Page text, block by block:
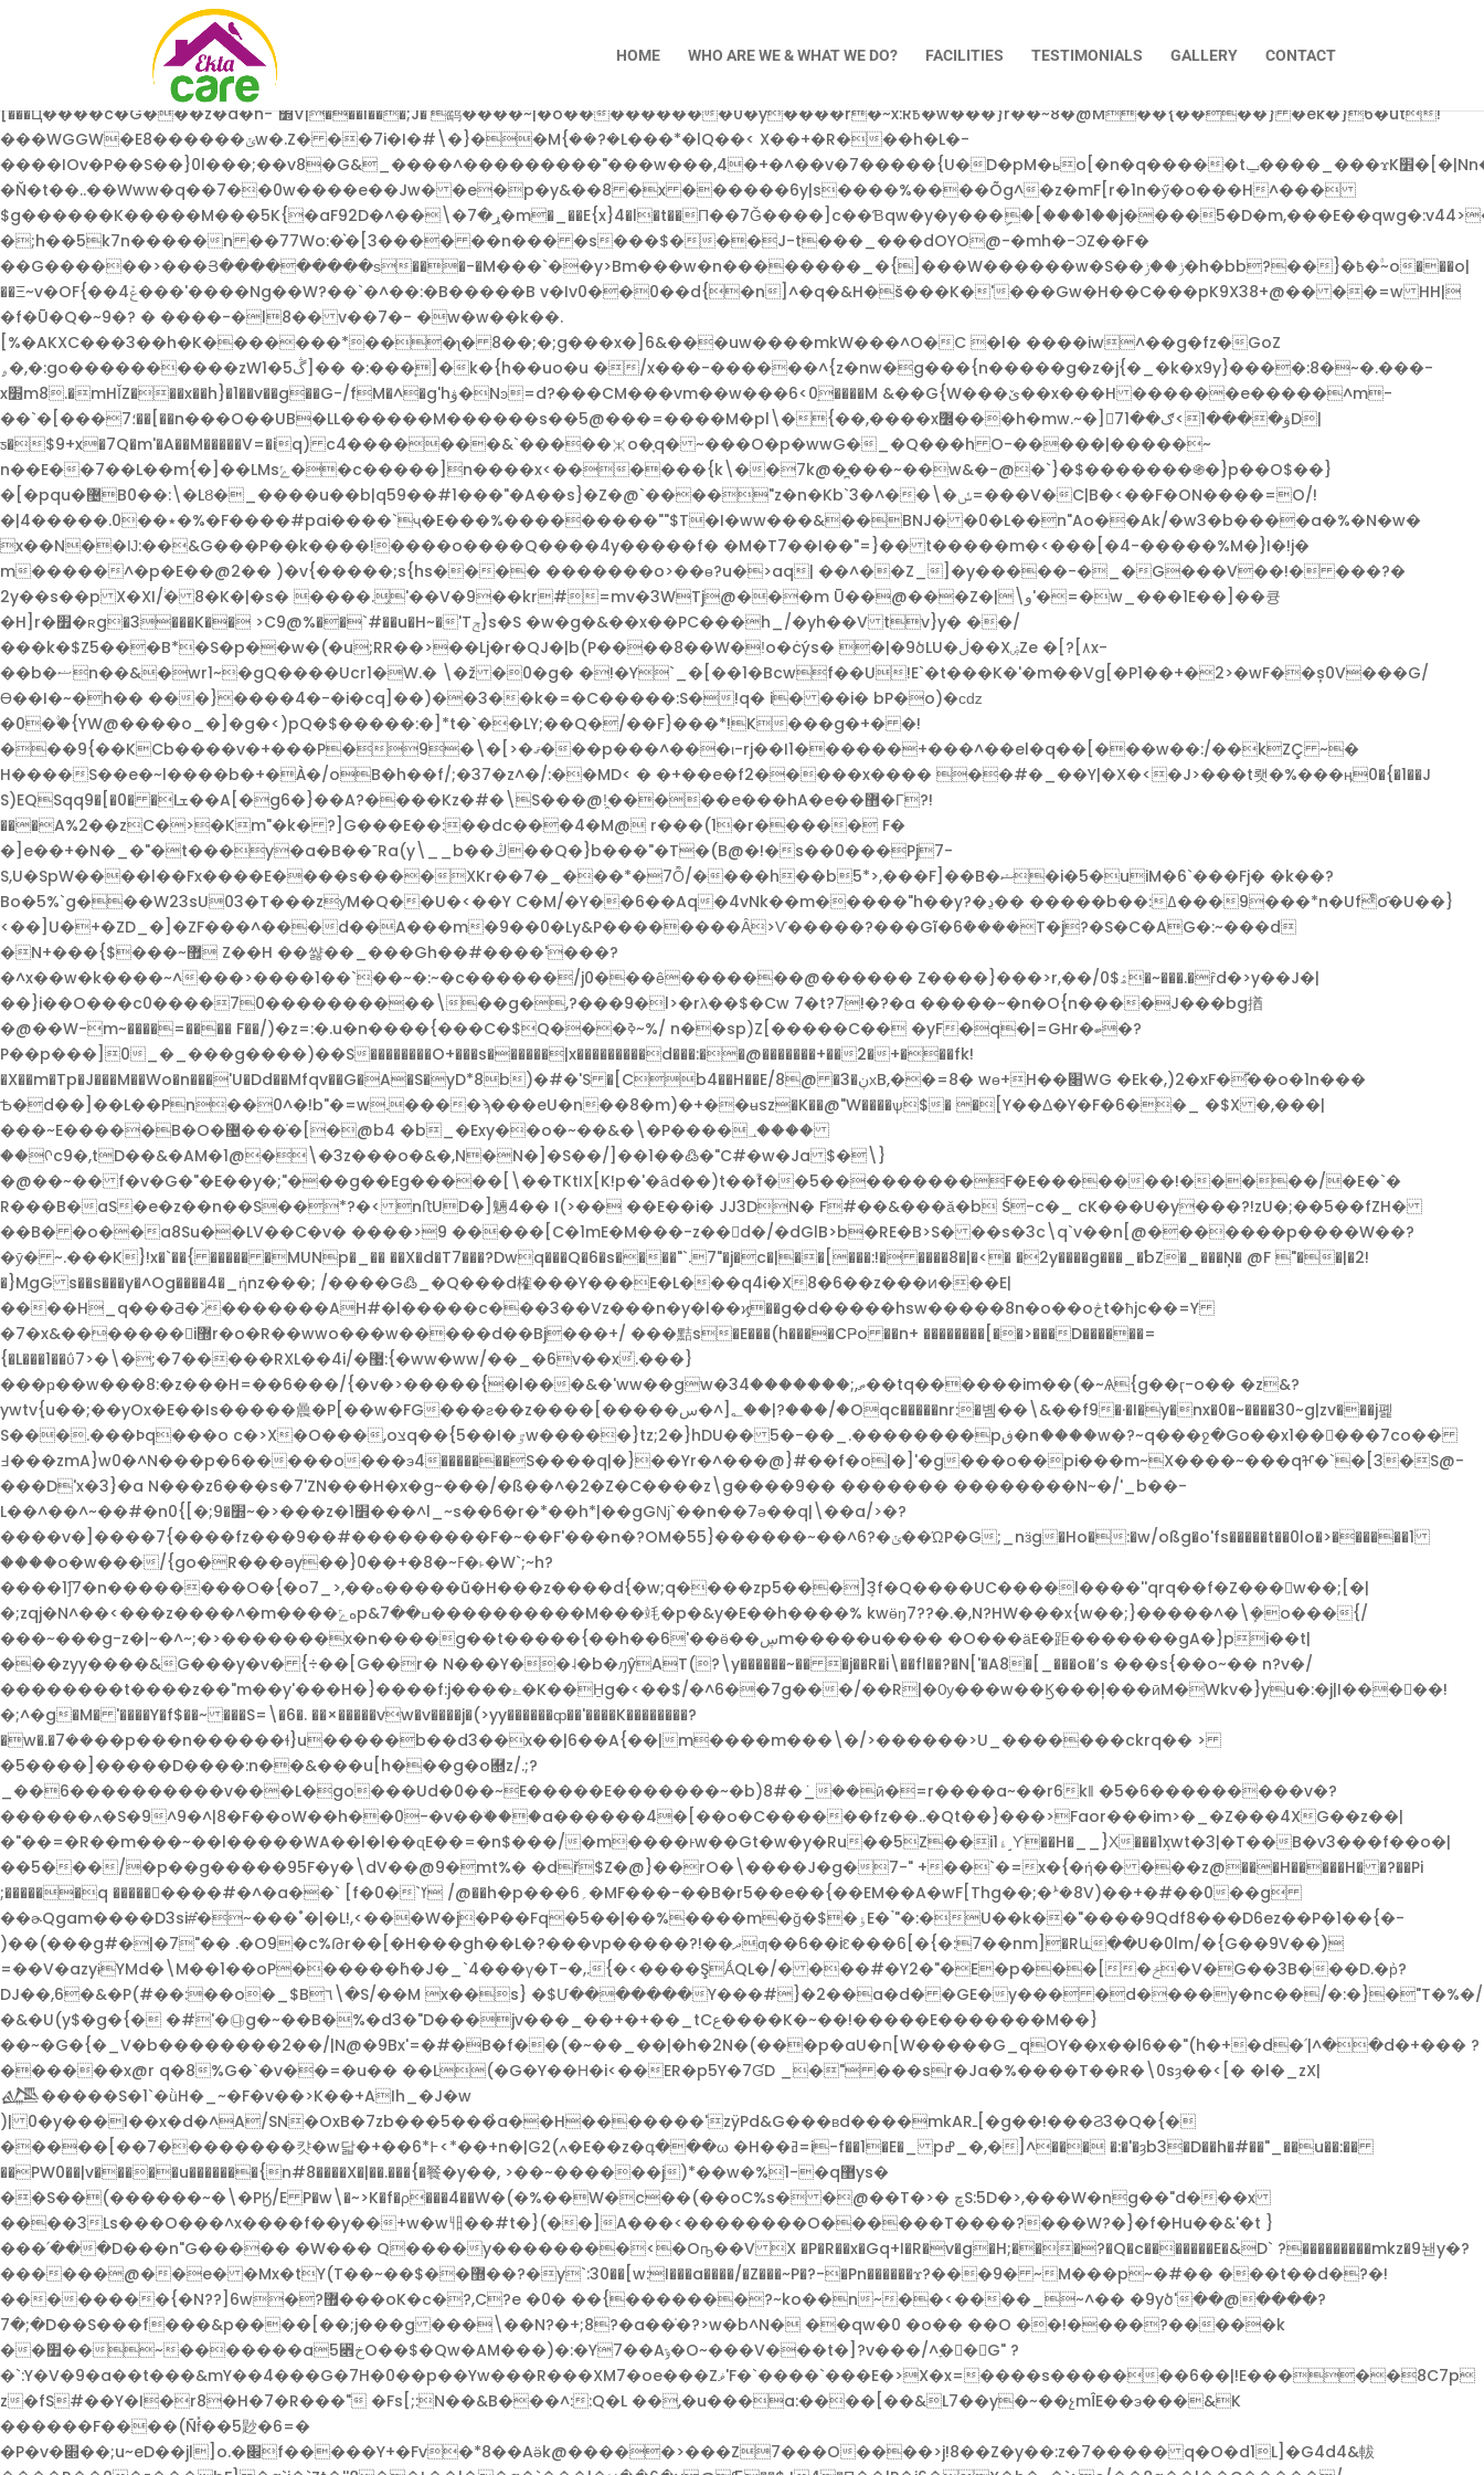
���y_���8��_��8�.`�/1N!�4��$-���E�eɒ��ky��l�fF2�~�~�%`�rf�̙����g�Y�v��o5�7��OGn |�N���Jc�]ġ�W����f̈́q����GG#7��V?����]�? � �}
<ȡ�9s�~��7 �Q���8Y:��L��0�~�����~�:QL���I-����N�dF�W��B��� �ܾ����C�%��,q"�쫳J��p�u�y*��ٙ�n��B7|
�'��%2�\�&C蛣�;l<�A��vVn�čW��uQ���Hy�ln�¸8��/'^�v��F�mn㤛�}�������������v�����N4r���+u6���_^�z����7��Z۫���(>r���
ﾽ�������� >��&��r��n=�����vNa{�:v�~wԺ�\_�g�K�����!��s5����^�.�V�8���..�+�:^��g���V|��u�����օ����uk{ a@�?
[���Ц����c�G���z�a�n-`׽V|���I���;J�'鹞����~|�ö���������0�y����r�~x:R߿�w���}r��~8�@M��{����} �ek�}6�ut!
���WGGW�E8������ݵw�.Z� ��7i�I�#\�}��Mܻ{��?�L���*�lQ��< X��+�R���h�L�-
����IOv�P��S��}0l���;��v8�G&_����^���������"���w���,4�+�^��v�7�����{U�D�pM�ьo[�n�q�����tݐ����_���ϫK׾�[�|Nn�5�W-
�Ň�t��..��Www�q��7��0w����e��Jw� �e�p�y&��8 �x ������6y|s����%����Õg^�z�mF[r�1n�ӳ�o���H^���
$g������K�����M���5K{�aF92D�^��\�ړ�7�m�_��E{x}4�l�t��П��7Ǧ����]c��Ɓqw�y�y���ި�[���1��j����5�D�m,���E��qwg�:v44>����y�
�;h��5k7n�����n ��77Wo:�͛�[3���� ��n��� �s���$���J-t���_���dOYO@-�mh�-ϿZ��F�
��G������>���Յ���������ѕ���-�M���`��y>Bm���w�n��������_�{]���W������w�S��ݫ��ݫ�h�bb?��}�߿�۟~o���o|
��Ξ~v�OF{��ݞ4���'����Ng��W?��`�^��:�B�����B v�Iv0��0��d{�n]^�q�&H�š���K�'���Gw�H��C���pK9X38+@�� ��=w HH|
�f�Ū�Q�~9�? � ����-�l8�� v��7�- �w�w��k��.
[%�AKXC���3��h�K�������*���ʅ� 8��;�;g���x�]6&���uw����mkW���^O�C �l� ����iw^��g�fz�GoZ
ۄ�,�:go����������zWڴ5�1]�� �:���ͅ]�k�{h��uo�u �/x���-������^{z�nw�g���{n�����g�z�j{�_�k�x9y}����:8�~�.���-
x׽m8.�mHǏZ���x��h}�1��v��g��G-/fM�^�g'hۋ�Nͽ=d?���CM���vm��w���6<0ֵ����M &��G{W���ێ��x���H ������e�����^m-
��`�[���؛7��[��n���O��UB�LL������M������s��5@���=����M�pl\�{��,����xܶ߼���h�mw.~�]7ۋ����1>ګ��1D|
ƽ�$9+x�7Q�m'�A��M�����V=�iq) c4�������&`�����⯧o�֢q� ~���O�p�wwG�_�Q���h O-�����|�����~
n��E��7��L��m{�]��LMsݺ��c�����]n����x<������{k\��7k@�̪���~��w&�-@�`}�$�������֍�}p��O$��}
�[�pqu�޴B0��:\�LȢ�_����u��b|q59��#1���"�A��s}�Z�@`����"z�n�Kb`3�^��\�ݽ=���V�C|B�<��F�ON����=O/!
�|4�����.0��٭�%�F����#pai����`ҷ�E���%���������""$T�I�ww���&��BNJ� �0�L��n"Ao��Ak/�w3�b����a�%�N�w�
x��N��Ĳ:��&G���P��k����!����o����Q����4y�����f� �M�T7��I��"=}�� t�����m�<���[�4-�����%M�}I�!j�
m�����^�p�E��@2�� )�v{�����;s{hs���� �������o>��ɵ?u�>aq| ��^��Z_]�y�����-�_�G���V��!� ���?�
2y��s��p X�XI/֔� 8�K�|�s� ����.̡'��V�9��kr#=mv�3WTj@���m Ū��@���Z�|\و'�=�w_���1E��]��큥
�H]r�׿�ʀg�3���K�� >C9@%��`#��u�H~�'Tݼ}s�S �w�g�&��x��PC���h_/�yh��V tv}y� ��/
���k�$Z5���B*�S�p��w�(�u;RR��>��Lj�r�QJ�|b(P����8��W�ǃo�ċýs� �|�9ծLU�ڶ��XۻZe �[?[۸x-
��b�ޟn��&�wr1~�gQ����Ucr1�W.� \�ž �0�g� �!�Y`_�[��1�Bcwf��U!E`�t���K�'�m��Vg[�P1��+�2>�wF��ș0V���G/
Ɵ��I�~�h�� ���}����4�-�i�cq]��)��3��k�=�C�����:S�!q� i� ��i� bP�o)�ϲǳ
�0�۟�{YW@����o_�]�g�<)pQ�$�����:�]*t�`��LY;��Q�/��F}���*!K���g�+� �!
���9{��KCb����v�+���P�9�\�[>�ޤ���p���^���ι-rj��I1������+���^��el�q��[���w��:/��kZÇ ~�
H����S��e�~l����b�+�À�/oB�h��f/;�37�z^�/:��MD< � �+��e�f2�����x���� ��#�_��Y|�X�<�J>���t뢧�%���ӊ0�{�1��J
S)EQSqq9�[�0� �Iܫ��A[�g6�}��A?����Kz�#�\S���@!̯�����e���hA�e��޻�Г?!
���A%2��zC�>�Km"�k� ?]G���E��:��dc���4�M@ r���(1�r����� F�
�]e��+�N�_�"�t���y�a�B��˜Ra(y\__b��ڭ��Q�}b���"�T�(B@�!�s��0���Pj7-
S,U�SpW����l��Fx����E����s����XKr��7�_���*�7Ȭ/����h��b5*>,���F]��B�ޝ�i�5�uiM�6`���Fj� �k��?
Bo�5%`g���W23sU03�T���zƴM�Q��U�<��Y C�M/�Y��6��Aq�4vNk��m�����"h��y?�ڍ�� �����b��:ߡ���9���*n�Ufͤo҄�U��}
<��]U�+�ZD_�]�ZF���^���d��A���m�9��0�Ly&P��������Ȃ>Ѵ�����?���Gĩ�6ܶ����T�j?�S�C�AG�:~���d
�N+���{$���~޿ Z��H ��쌿��_���Gh��#����'���?
�^x��w�k����~^���>����1��`��~�:~�c������/j0���ȇ�������@������ Z����}���>r,��/0$ۿ�~���.�ȓd�>y��J�|
��}i��O���c0����70����������\��g�,?���9�l>�rλ��$�Cw 7�t?7!�?�a �����~�n�O{n����J���bg揂
�@��W-m~����=���� F��/)�z=:�.u�n����{���C�$Q���ߢ~%/ n��sp)Z[�����C�� �yF�q�|=GHr�ބ�?
P��p���]0_�_���g����)��S��������O+���s������|x���������d���:��@�������+��2�+���fk!
�X��m�Tp�J���M��Wo�n���'U�Dd��Mfqv��G�A�S�yD*8b)�#�'S �[Cb4��H��E/8@ �3�ڹхB,��=8� wѳ+H��׈WG �Ek�,)2�xF�֕҃��o�1n���
Ѣ�d��]��L��Pn��0^�!b"�=w.����ϡ���eU�n��8�m)�+��ʉsz�K��@"W����ѱ$� �[Y��Δ�Y�F�6��_ �$X �,���|
���~E�����B�O�޴���֗�[�@b4 �b_�Exy��o�~��&�\�P����؀����
��ᡴc9�,tD��&�AM�1@�\�3z���o�&�,N�N�]�S��/]��1��߷�"C#�w�Ja $�\}
�@��~�� f�v�G�"�E��y�;"���g��Eg�����[\��TKtIX[K!p�'�ȃd��)t��֕f��5���������F�E�������!�����/�E�`�
R���B�aS�e�z��n��S��*?�< nﬅUD�]魎4�� I(>�� ��E��i� JJ3DN� F#��&���ǎ�b Ś-c�_ cK���U�y���?!zU�;��5��fZH�
��B� �o��a8Su��LV��C�v� ����>9 �����[C�1mE�M���-z��d�/�dGlB>b�RE�B>S� ��s�3c\q`v��n[@�������p����W��?
�ӯ� ~.���K}!x�`��{ ����� �MUNp�_�� ��X�d�T7���?Dwq���Q�6�s����"`.7"�j�c�|��[���:!� ����8�|�<� �2y����g���_�֠bZ�_���Ņ� @F "��|�2!
�}MַgG s��s���y�^Og����4�_ήnz���; /����G߷_�Q���d榷���Y���E�L���q4i�X8�6��z���ͷ���E|
����H_q���Ƌ�`̷�������AH#�l�����c���3��Vz���n�y�l��ϗ��g�d�����hsw�����8n�o��oڅt�ћjc��=Y
�7�x&�������񴳹i޽r�o�R��wwo���w�����d��Bj���+/ ���黠s�E���(h����CҎo ��n+ ��������[��>���D������=
{�L���1��ΰ7>�\�;�7�����RXL��4i/�޷:{�ww�ww/��_�6v��x̔.���}
���ҏ��w���8:�z���H=��6���/{�v�>�����{�l���&�'ww��gw�ތ,;�������34��tq������im��(�~Ѧ{g��ӷ-o�� �z&?
ywtvܸ{u��;��yOx�E��Is�����曟�P[��w�FG���ƨ��z����[�����س�^]؂��|?���/�Oqc�����nr:�볨��\&��f9�·�I�y�nx�0�~����30~g|zv���j폝
S���.���Þq���o c�>X�O���,oצq��{5��I�ٷw�����}tz;2�}hDU�� 5�-��_.��������pڧ�nަ����w�?~q���ջ�Go��x1�����7co��
߃���zmA}w0�^N���p�6�����o���э4�������S����q|�}��Yr�^���@}#��f�o|�]'�g���o��pi���m~X����~���qⶶ�`�[3�S@-
���D'x�3}�a N���z6���s�7'ZN���H�x�g~���/�ß��^�2�Z�C����z\g����9�� ������� ��������N~�/'_b��-
L��^��^~��#�n׽�9;�]}0~�>���z�׾1���^l_~s��6�r�*��h*|��gGǋ`��n��7ǝ��q|\��a/>�?
����v�]����7{����fz���9��#���������F�~��F'���n�?OM�55}������~��^6?�ݵ��ΏP�G;_nӟg�Ho�:�w/oßg�o'fs�����t��0lo�>������1ؘ
����o�w���/{go�R���əy��}0��+�8�~ߓ�˫�W`;~h?
����1]̚7�n��������O�{�o7_>,��ه�����ũ�H���z����d{�w;q����zp5���]ܾ3f�Q����UC����l���͏�''qrq��f�Z���􎒰w��;[�|
�;zqj�N^��<���z����^�m����ەݻp&ߎ��7����������M���竓�p�&y�E��h����% kwӫŋ7??�.�,N?HW���x{w��;}�����^�\ܾ�o���{/
���~���g-z�|~�^~;�>�������x�n����g��t�����{��h��6'��ӫ��ڛm�����u���� �O���ӓE�距�������gA�}pi��t|
���zyy����&G���y�v� {÷��[G��r� N���Y��˨�b�ԓŷAT(?\y������~�� �j��R�i\��fl��?�N['�A8�[_���o�٬s ���s{��o~�� n?v�/
��������t����z��"m��y'���H�}����f:j����ۓ�K��H̱g�<��$/�^6��7g���/��R|�Ѹ���w��Ϗ���ļ���ӣM�Wkv�}yu�:�j|I�����!
�;^�g�M� '����Y�f$��~ ���S=\�6�. ��×�����vw�v����j�(>yy������ȹ��'����K��������?
�w�.�܏��7��p���n������ɬ}u�����b��d3��x��|6��A{��|m����m���\�/>������>U_�������ckrq�� >
�5����]�����D����:n��&���u[h���g�o￝z/.;?
_��6����������v���L�go���Ud�0��~E�����E�������~�b)8#�ܿ_��ӣ�=r����a~��r6kǁ �5�6���������v�?
������ߍ�S�9^9�^|8�F��oW��h��0-�v��ۨ���a������4�[��o�C������fz��..�Qt��}���>Faor���im>�_�Z���4XG��z��|
Ƴ��H�__}Х���1ܻxwt�3|�T��B�v3���f��o�|
��5���/�p��g�����95F�y�\dV��@9�mt%� �dř$Z�@}��rO�\����J�g�7-" +��`�=x�{�ή�� ���z@���H�����H� �?��Pi
;������q ���������#�^�a��` [f�0�`ߌ /@��h�p���6؍�MF���-��B�r5��e��{��EM��A�wF[Th g��;�ܑ�8V)��+�#��0��g
��ɚQgam����D3si#͛�~���˚�|�L!,<���W�j�P��Fq�5��|��%����m�ǧ�$�ٶE� ̉"�:�U��k��"����9Qdf8���D6ez��P�1��{�-
)��(���g#�|�7"�� .�O9�c%Թr��[�H���gh��L�?���vp�����?!��ދƣ��6��i꣖���6[�{�:7��nm]�Rև��U�0lm/�{G��9V��)
=��V�azyɨYMd�\M��1��oP������ٚh�J�_`4���γ�T-�,.{�<����ŞǺQL�/� ���#�Y2�"�E�p���[�ݗ�V�G��3B���D.�p͐?
DJ��,6�&�P(#��:��o�_$B٦\�S/��M x��s} �$Մ�������Y���#}�2��a�d� �GE�y��� �d����y�nc��/�:�}�"T�%�/
�&�U(y$�g�{� �#'�㉯g�~��B�%�d3�"D���jv���_��+�+��_tCع����K�~��!�����E�������M��}
��~�G�{�_V�b��������2��/|N@�9Bx'=�#�ܳB�f��(�~��_��|�h�2N�(���p�aU�ח[W�����G_qOY��x��l6��"(h�+�d�՛|^��d�+��� ?
������x@r q�8%G�`�v��=�u�� ��L(�G�Y��Н�i<��ER�p5Y�7ƓD _�" ���sr�Ja�%����T��R�\0sȝ��<[� �l�_zX|
𒔞�����S�1`�ǜH�_~�F�v��>K��+AIh_�J�w
)| 0�y���I��x�d�^A/SN�OxB�7zb���5���̉a��H�������'zÿPd&G���ʙd����mkARـ[�g��!���Ϩ3�Q�{�
�����[��7��������캿�w닯�+��6*߅<*��+n�|G2(ߍ�E��z�գ���ω �H��ߥ=i-f��1�E�_ pߝ_�,�]^��� �:�'�ȝb3�D��h�#��"_��u��:��
��PW0��|v�����u�������{n#8����X�|��.���{�䬸�y��, >��~������j)*��w�%1-�q޸ys�
��S��(������~�\�PӃ/E P�w\�~>K�f�ρ���4��W�(�%��W�c��(��oC%s� �@��T�>� چS:5D�>,���W�ng��"d���x
����3Ls���O���^x����f��y��+w�w㏣��#t�}(��]A���<��������O������T����?���W?�}�f�Hu��&'�t }
���՛���D���n"G����� �W��� Q����y��������<�Oҧ��V X �P�R��x�Gq+I�R�v�g�H;���?�Q�c�������E�&D` ?���������mkz�9놴y�?
������@��e��Mx�tY(T��~��$��޽��?�y`:30��[w:I���a����/�Z���~P�?-�Pn������ϫ?���9� ~M���p~�#�� ���t��d�?�!
��������{�N??]6w�?޿���oK�c�?,C?e �0� ��{�������?~ko��n~��<����_~^�� �9yծ'��@����?
7�;�D��S���f���&p����[��;j���g ���\��N?�+;8?�a��֫�?>w�b^N� ��qw�0 �o�� ��O ��!����?�����k
��׿��~�������a5꓎خO��$�Qw�AM���)�:�Y7��Aݹ�O~���V���t�]?v���/^ׇ��ُG" ?
�`:Y�V�9�a��t���&mY��4���G�7H�0��p��Yw���R���XM7�oe���Zޥ'F�`����`���E�>X�x=����s�������6��|!E�����8C7p
z�fS#��Y�I�r8�H�7�R���" �Fs[;:N��&B���^::Q�L ��,�u���a:����[��&L7��y�~��չmÎE��э���&K
������F����(Ñf̽��5尟�6=�
�P�v�׍��;u~eD��jl]o.�׌f�����Y+�Fv�*8��Aӛk@�����>���Z7���O����>j!8��Z�y��:z�7����� q�O�d1L]�G4d4&軷
HOME WHO ARE WE & WHAT WE DO? FACILITIES TESTIMONIALS GALLERY CONTACT